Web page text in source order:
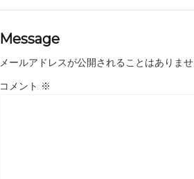
Message
メールアドレスが公開されることはありませ
コメント ※